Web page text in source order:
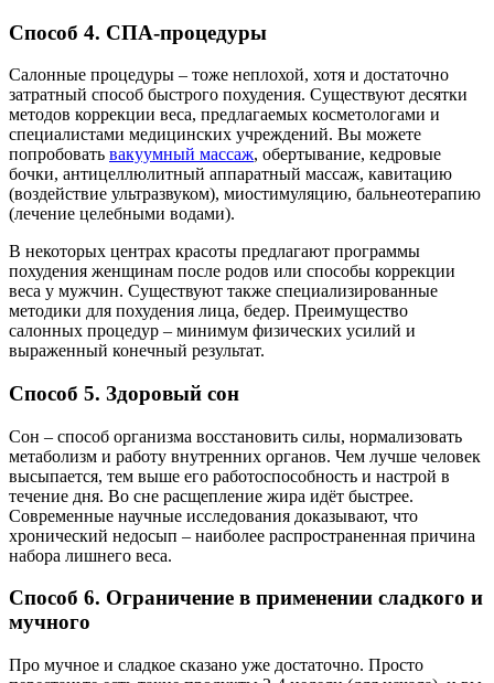
Способ 4. СПА-процедуры
Салонные процедуры – тоже неплохой, хотя и достаточно
затратный способ быстрого похудения. Существуют десятки
методов коррекции веса, предлагаемых косметологами и
специалистами медицинских учреждений. Вы можете
попробовать вакуумный массаж, обертывание, кедровые
бочки, антицеллюлитный аппаратный массаж, кавитацию
(воздействие ультразвуком), миостимуляцию, бальнеотерапию
(лечение целебными водами).
В некоторых центрах красоты предлагают программы
похудения женщинам после родов или способы коррекции
веса у мужчин. Существуют также специализированные
методики для похудения лица, бедер. Преимущество
салонных процедур – минимум физических усилий и
выраженный конечный результат.
Способ 5. Здоровый сон
Сон – способ организма восстановить силы, нормализовать
метаболизм и работу внутренних органов. Чем лучше человек
высыпается, тем выше его работоспособность и настрой в
течение дня. Во сне расщепление жира идёт быстрее.
Современные научные исследования доказывают, что
хронический недосып – наиболее распространенная причина
набора лишнего веса.
Способ 6. Ограничение в применении сладкого и
мучного
Про мучное и сладкое сказано уже достаточно. Просто